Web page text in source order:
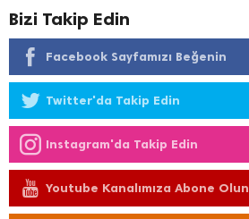
Bizi Takip Edin
Facebook Sayfamızı Beğenin
Twitter'da Takip Edin
Instagram'da Takip Edin
Youtube Kanalımıza Abone Olun